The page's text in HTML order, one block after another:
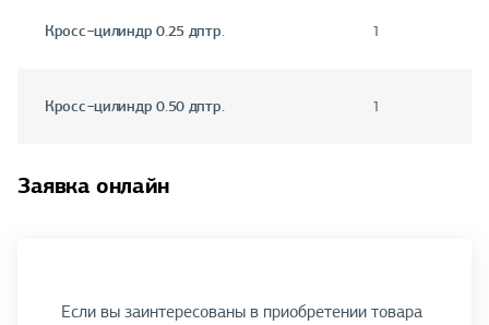
Кросс−цилиндр 0.25 дптр. 1
Кросс−цилиндр 0.50 дптр. 1
Заявка онлайн
Если вы заинтересованы в приобретении товара